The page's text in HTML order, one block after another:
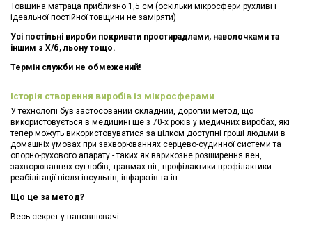
Товщина матраца приблизно 1,5 см (оскільки мікросфери рухливі і
ідеальної постійної товщини не заміряти)
Усі постільні вироби покривати простирадлами, наволочками та
іншим з Х/б, льону тощо.
Термін служби не обмежений!
Історія створення виробів із мікросферами
У технології був застосований складний, дорогий метод, що
використовується в медицині ще з 70-х років у медичних виробах, які
тепер можуть використовуватися за цілком доступні гроші людьми в
домашніх умовах при захворюваннях серцево-судинної системи та
опорно-рухового апарату - таких як варикозне розширення вен,
захворюваннях суглобів, травмах ніг, профілактики профілактики
реабілітації після інсультів, інфарктів та ін.
Що це за метод?
Весь секрет у наповнювачі.